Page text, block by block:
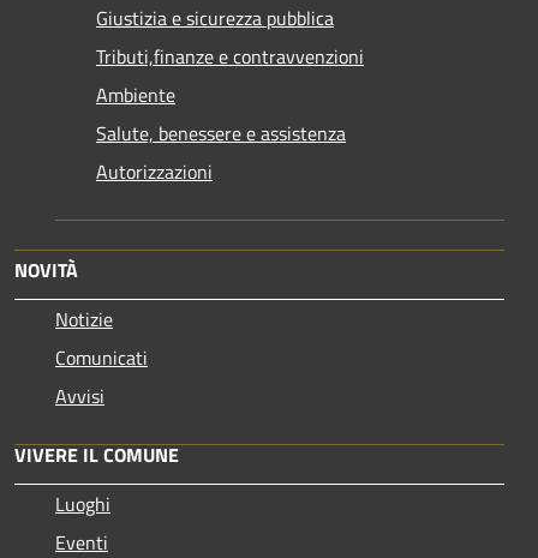
Giustizia e sicurezza pubblica
Tributi,finanze e contravvenzioni
Ambiente
Salute, benessere e assistenza
Autorizzazioni
NOVITÀ
Notizie
Comunicati
Avvisi
VIVERE IL COMUNE
Luoghi
Eventi